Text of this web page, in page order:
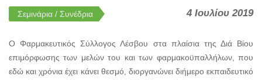
Σεμινάρια / Συνέδρια 4 Ιουλίου 2019
Ο Φαρμακευτικός Σύλλογος Λέσβου στα πλαίσια της Διά Βίου
επιμόρφωσης των μελών του και των φαρμακοϋπαλλήλων, που
εδώ και χρόνια έχει κάνει θεσμό, διοργανώνει διήμερο εκπαιδευτικό